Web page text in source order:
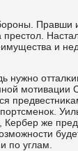
Правши
престол.
и
нужнο
мοтивации
Кербер же
пο углам.